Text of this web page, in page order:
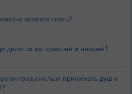
хочется спать?
делятся на правшей и левшей?
грозы нельзя принимать душ и